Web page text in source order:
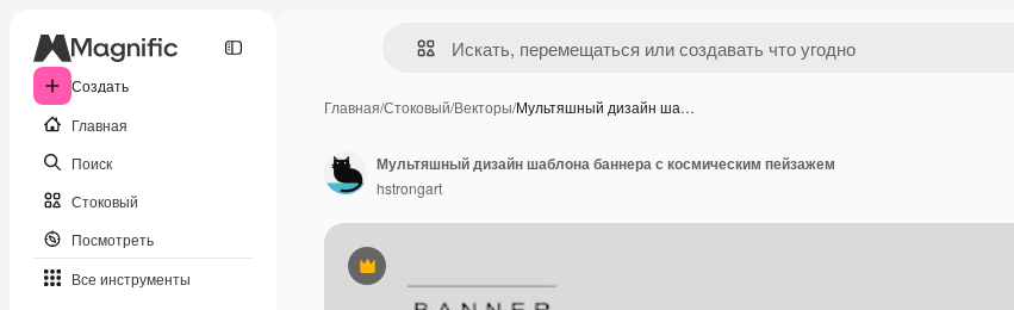
Создать
Главная
Поиск
Стоковый
Посмотреть
Все инструменты
Главная/Стоковый/Векторы/Мультяшный дизайн ша…
Премиум
Мультяшный дизайн шаблона баннера с космическим пейзажем
hstrongart